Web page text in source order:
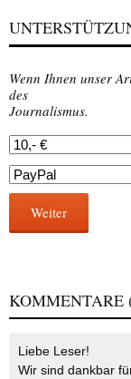
Wenn Ihnen unser
des
Journalismus.
Weiter
KOMMENTARE
Liebe Leser!
Wir sind dankbar